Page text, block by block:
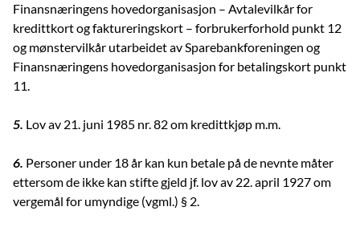
Finansnæringens hovedorganisasjon – Avtalevilkår for
kredittkort og faktureringskort – forbrukerforhold punkt 12
og mønstervilkår utarbeidet av Sparebankforeningen og
Finansnæringens hovedorganisasjon for betalingskort punkt
11.
5. Lov av 21. juni 1985 nr. 82 om kredittkjøp m.m.
6. Personer under 18 år kan kun betale på de nevnte måter
ettersom de ikke kan stifte gjeld jf. lov av 22. april 1927 om
vergemål for umyndige (vgml.) § 2.